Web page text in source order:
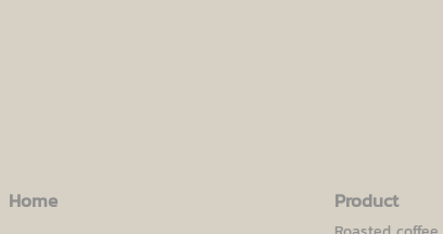
Home Product